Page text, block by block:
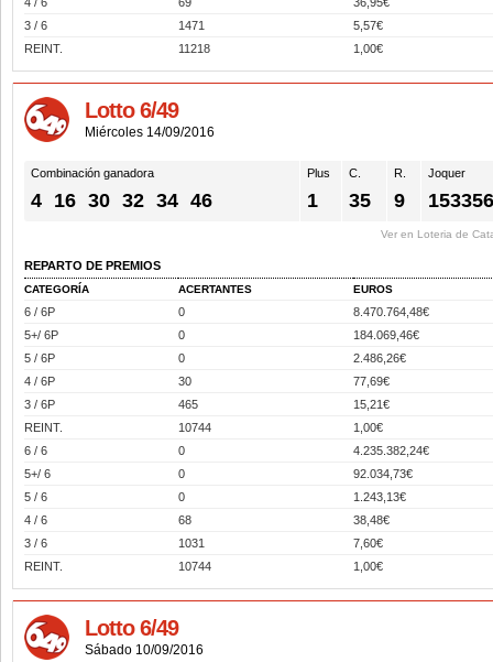
3 / 6
1471
5,57€
REINT.
11218 1,00€
Lotto 6/49
Miércoles 14/09/2016
Combinación ganadora
4 16 30 32 34 46
Plus
1
C.
35
R.
9
Joquer
Ver en Loteria de
REPARTO DE PREMIOS
CATEGORÍA ACERTANTES EUROS
6 / 6P 0
8.470.764,48€
5+/ 6P
0
184.069,46€
5 / 6P
0
2.486,26€
4 / 6P
30
77,69€
3 / 6P
465
15,21€
REINT.
10744
1,00€
6 / 6
0
4.235.382,24€
5+/ 6
0
92.034,73€
5 / 6
0
1.243,13€
4 / 6
68
38,48€
3 / 6
1031
7,60€
REINT.
10744 1,00€
Lotto 6/49
Sábado 10/09/2016